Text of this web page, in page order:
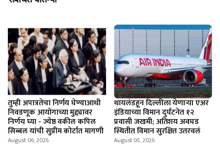
तुम्ही अपात्रतेचा निर्णय घेण्याआधी
निवडणूक आयोगाच्या मुद्द्यावर
निर्णय घ्या - ज्येष्ठ वकील कपिल
सिब्बल यांची सुप्रीम कोर्टात मागणी
August 06, 2026
थायलंडहून दिल्लीला येणाऱ्या एअर
इंडियाच्या विमान दुर्घटनेत १२
प्रवासी जखमी; अतिशय अवघड
स्थितीत विमान सुरक्षित उतरवलं
August 05, 2026